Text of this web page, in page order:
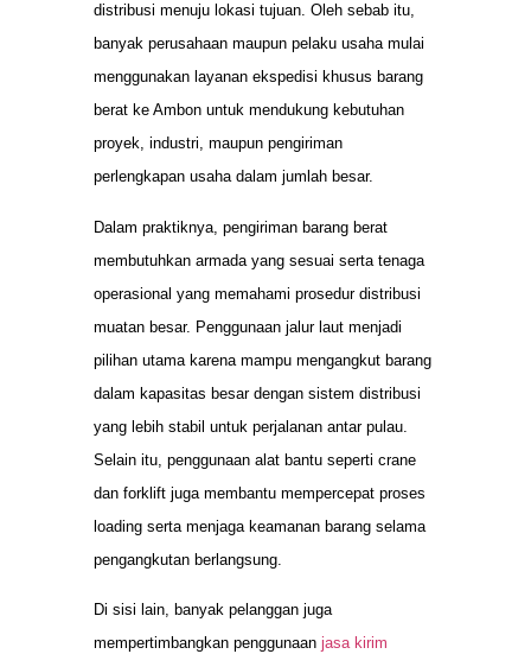
distribusi menuju lokasi tujuan. Oleh sebab itu,
banyak perusahaan maupun pelaku usaha mulai
menggunakan layanan ekspedisi khusus barang
berat ke Ambon untuk mendukung kebutuhan
proyek, industri, maupun pengiriman
perlengkapan usaha dalam jumlah besar.
Dalam praktiknya, pengiriman barang berat
membutuhkan armada yang sesuai serta tenaga
operasional yang memahami prosedur distribusi
muatan besar. Penggunaan jalur laut menjadi
pilihan utama karena mampu mengangkut barang
dalam kapasitas besar dengan sistem distribusi
yang lebih stabil untuk perjalanan antar pulau.
Selain itu, penggunaan alat bantu seperti crane
dan forklift juga membantu mempercepat proses
loading serta menjaga keamanan barang selama
pengangkutan berlangsung.
Di sisi lain, banyak pelanggan juga
mempertimbangkan penggunaan jasa kirim